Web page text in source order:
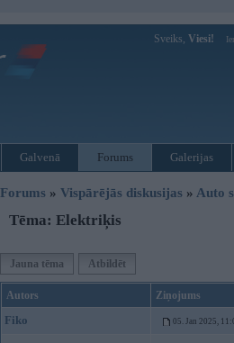
Sveiks, Viesi!
Galvenā Forums Galerijas
Forums » Vispārējās diskusijas » Auto
Tēma: Elektriķis
Jauna tēma Atbildēt
Autors Ziņojums
Fiko 05. Jan 2025,